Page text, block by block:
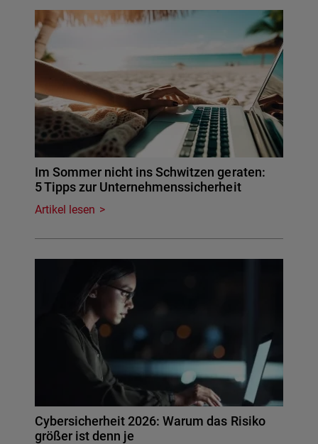
Im Sommer nicht ins Schwitzen geraten:
5 Tipps zur Unternehmenssicherheit
Artikel lesen
Cybersicherheit 2026: Warum das Risiko
größer ist denn je